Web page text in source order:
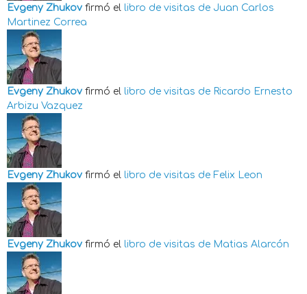
Evgeny Zhukov firmó el libro de visitas de Juan Carlos
Martinez Correa
Evgeny Zhukov firmó el libro de visitas de Ricardo Ernesto
Arbizu Vazquez
Evgeny Zhukov firmó el libro de visitas de Felix Leon
Evgeny Zhukov firmó el libro de visitas de Matias Alarcón